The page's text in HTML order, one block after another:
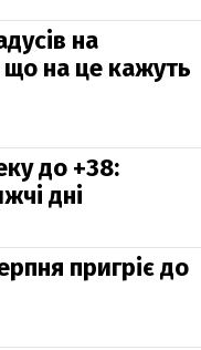
на
на це кажуть
до +38:
дні
пригріє до